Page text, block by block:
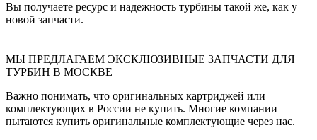
Вы получаете ресурс и надежность турбины такой же, как у
новой запчасти.
МЫ ПРЕДЛАГАЕМ ЭКСКЛЮЗИВНЫЕ ЗАПЧАСТИ ДЛЯ
ТУРБИН В МОСКВЕ
Важно понимать, что оригинальных картриджей или
комплектующих в России не купить. Многие компании
пытаются купить оригинальные комплектующие через нас.